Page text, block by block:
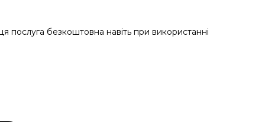
послуга безкоштовна навіть при використанні